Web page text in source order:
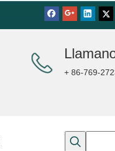
+ 86-769-